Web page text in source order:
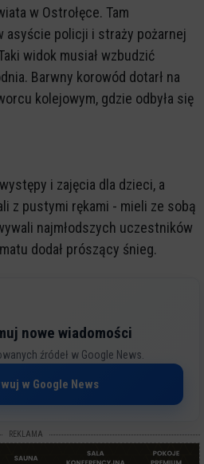
w Ostrołęce. Tam
asyście policji i straży pożarnej
widok musiał wzbudzić
Barwny korowód dotarł na
kolejowym, gdzie odbyła się
i zajęcia dla dzieci, a
z pustymi rękami - mieli ze sobą
najmłodszych uczestników
dodał prószący śnieg.
nowe wiadomości
źródeł w Google News.
w Google News
REKLAMA